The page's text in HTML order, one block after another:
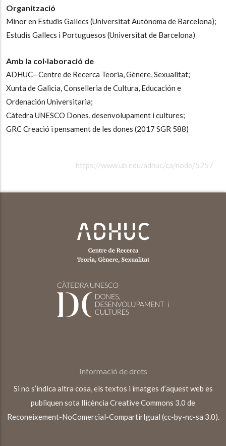
Organització
Mínor en Estudis Gallecs (Universitat Autònoma de Barcelona);
Estudis Gallecs i Portuguesos (Universitat de Barcelona)
Amb la col·laboració de
ADHUC—Centre de Recerca Teoria, Gènere, Sexualitat;
Xunta de Galicia, Conselleria de Cultura, Educación e
Ordenación Universitaria;
Càtedra UNESCO Dones, desenvolupament i cultures;
GRC Creació i pensament de les dones (2017 SGR 588)
https://www.ub.edu/adhuc/ca/node/5257
Informació de drets
Si no s’indica altra cosa, els textos i imatges d’aquest web es
publiquen sota llicència Creative Commons 3.0 de
Reconeixement-NoComercial-CompartirIgual (cc-by-nc-sa 3.0).